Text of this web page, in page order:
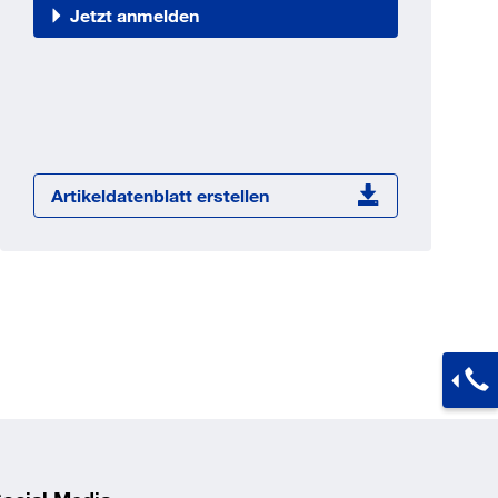
Jetzt registrieren
Barcode-Scanner Funktionalität
Prozess- & Produktberatung
Jetzt anmelden
Artikeldatenblatt erstellen